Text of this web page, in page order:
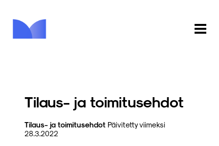
Tilaus- ja toimitusehdot
Tilaus- ja toimitusehdot Päivitetty viimeksi
28.3.2022